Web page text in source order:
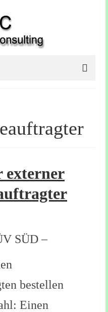
externer
SÜD –
bestellen
Einen